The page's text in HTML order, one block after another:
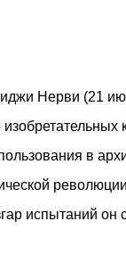
на
интеграции
(75
(38
с учетом
в 2024 году.
Нерви (21
в
испытаний он